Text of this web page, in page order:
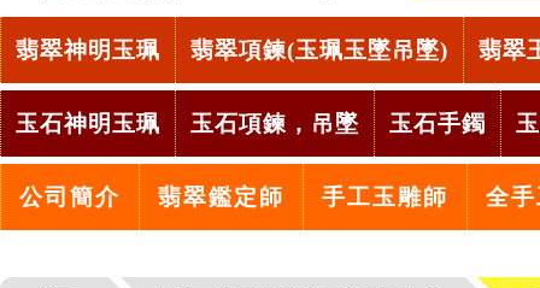
翡翠神明玉珮 翡翠項鍊(玉珮玉墜吊墜) 翡翠
玉石神明玉珮 玉石項鍊，吊墜 玉石手鐲
公司簡介 翡翠鑑定師 手工玉雕師 全